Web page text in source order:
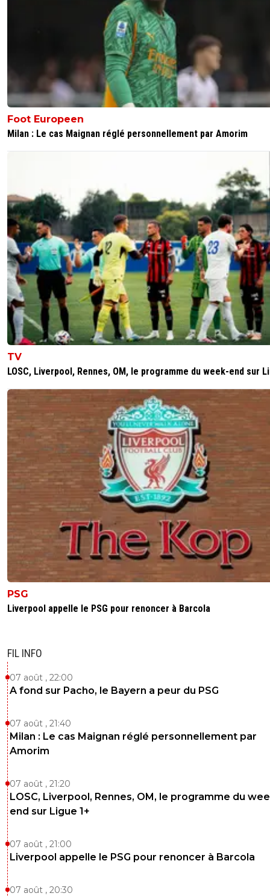
Foot Europeen
Milan : Le cas Maignan réglé personnellement par Amorim
TV
LOSC, Liverpool, Rennes, OM, le programme du week-end sur
PSG
Liverpool appelle le PSG pour renoncer à Barcola
FIL INFO
07 août , 22:00
A fond sur Pacho, le Bayern a peur du PSG
07 août , 21:40
Milan : Le cas Maignan réglé personnellement par
Amorim
07 août , 21:20
LOSC, Liverpool, Rennes, OM, le programme du
end sur Ligue 1+
07 août , 21:00
Liverpool appelle le PSG pour renoncer à Barcola
07 août , 20:30